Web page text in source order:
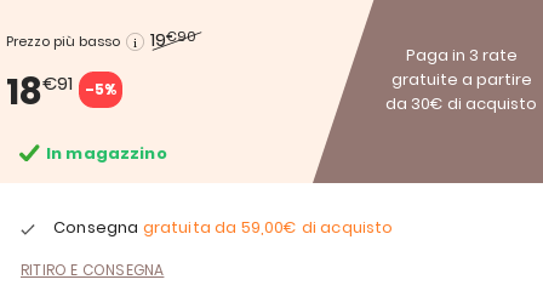
Prezzo più basso 19€90
18€91 -5%
Paga in 3 rate
gratuite a partire
da 30€ di acquisto
In magazzino
Consegna gratuita da 59,00€ di acquisto
RITIRO E CONSEGNA